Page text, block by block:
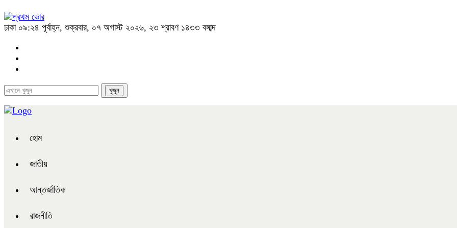
ঢাকা ০৯:২৪ পূর্বাহ্ন, শুক্রবার, ০৭ অগাস্ট ২০২৬, ২৩ শ্রাবণ ১৪৩৩ বঙ্গাব্দ
হোম
জাতীয়
আন্তর্জাতিক
রাজনীতি